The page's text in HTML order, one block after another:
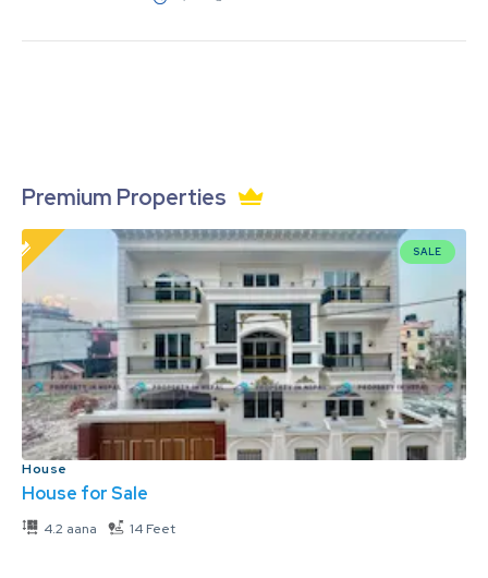
Premium Properties
SALE
House
House for Sale
4.2 aana 14 Feet